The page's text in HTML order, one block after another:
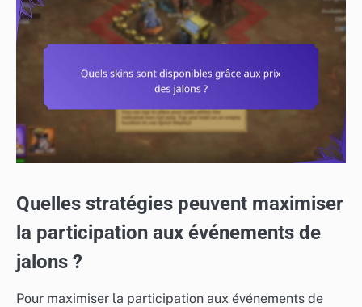
Quelles stratégies peuvent maximiser
la participation aux événements de
jalons ?
Pour maximiser la participation aux événements de